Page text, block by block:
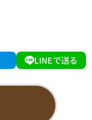
LINEで送る